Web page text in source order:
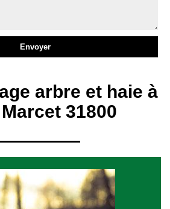
arbre et haie à
31800